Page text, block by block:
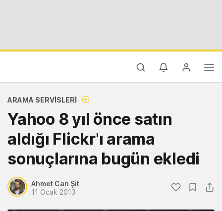
ARAMA SERVISLERI
Yahoo 8 yıl önce satın
aldığı Flickr'ı arama
sonuçlarına bugün ekledi
Ahmet Can Şit
11 Ocak 2013